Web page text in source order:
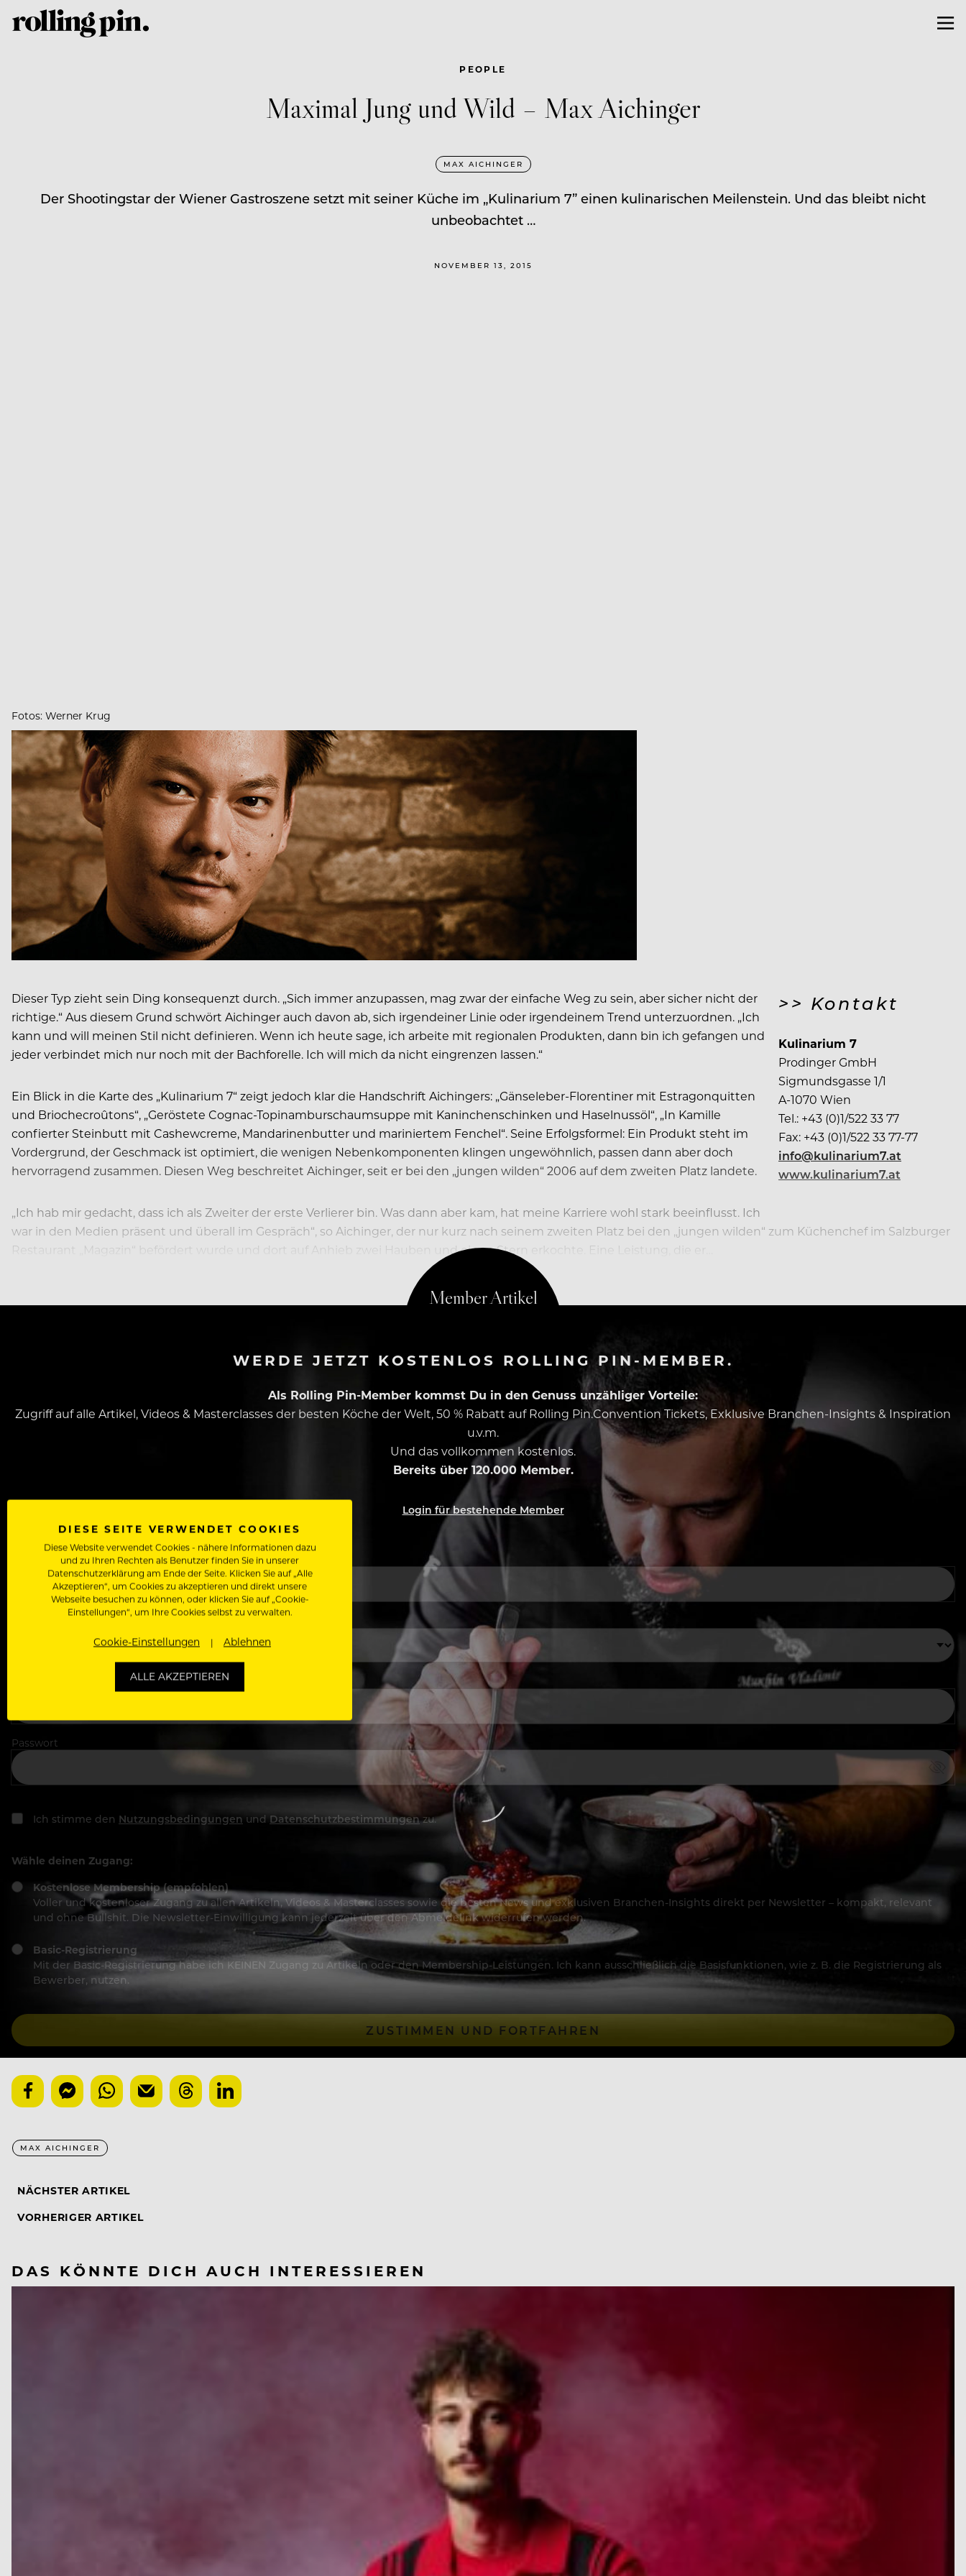
PEOPLE
Maximal Jung und Wild – Max Aichinger
MAX AICHINGER
Der Shootingstar der Wiener Gastroszene setzt mit seiner Küche im „Kulinarium 7” einen kulinarischen Meilenstein. Und das bleibt nicht
unbeobachtet …
NOVEMBER 13, 2015
Fotos: Werner Krug
>> Kontakt
Kulinarium 7
Prodinger GmbH
Sigmundsgasse 1/1
A-1070 Wien
Tel.: +43 (0)1/522 33 77
Fax: +43 (0)1/522 33 77-77
info@kulinarium7.at
www.kulinarium7.at
Dieser Typ zieht sein Ding konsequenzt durch. „Sich immer anzupassen, mag zwar der einfache Weg zu sein, aber sicher nicht der
richtige.“ Aus diesem Grund schwört Aichinger auch davon ab, sich irgendeiner Linie oder irgendeinem Trend unterzuordnen. „Ich
kann und will meinen Stil nicht definieren. Wenn ich heute sage, ich arbeite mit regionalen Produkten, dann bin ich gefangen und
jeder verbindet mich nur noch mit der Bachforelle. Ich will mich da nicht eingrenzen lassen.“
Ein Blick in die Karte des „Kulinarium 7“ zeigt jedoch klar die Handschrift Aichingers: „Gänseleber-Florentiner mit Estragonquitten
und Briochecroûtons“, „Geröstete Cognac-Topinamburschaumsuppe mit Kaninchenschinken und Haselnussöl“, „In Kamille
confierter Steinbutt mit Cashewcreme, Mandarinenbutter und mariniertem Fenchel“. Seine Erfolgsformel: Ein Produkt steht im
Vordergrund, der Geschmack ist optimiert, die wenigen Nebenkomponenten klingen ungewöhnlich, passen dann aber doch
hervorragend zusammen. Diesen Weg beschreitet Aichinger, seit er bei den „jungen wilden“ 2006 auf dem zweiten Platz landete.
„Ich hab mir gedacht, dass ich als Zweiter der erste Verlierer bin. Was dann aber kam, hat meine Karriere wohl stark beeinflusst. Ich
war in den Medien präsent und überall im Gespräch“, so Aichinger, der nur kurz nach seinem zweiten Platz bei den „jungen wilden“ zum Küchenchef im Salzburger
Restaurant „Magazin“ befördert wurde und dort auf Anhieb zwei Hauben und einen Stern erkochte. Eine Leistung, die er…
WERDE JETZT KOSTENLOS ROLLING PIN-MEMBER.
Als Rolling Pin-Member kommst Du in den Genuss unzähliger Vorteile:
Zugriff auf alle Artikel, Videos & Masterclasses der besten Köche der Welt, 50 % Rabatt auf Rolling Pin.Convention Tickets, Exklusive Branchen-Insights & Inspiration
u.v.m.
Und das vollkommen kostenlos.
Bereits über 120.000 Member.
Login für bestehende Member
Dein Vorname
In welchem Bereich arbeitest du
Passwort
Ich stimme den Nutzungsbedingungen und Datenschutzbestimmungenzu.
Wähle deinen Zugang:
Kostenlose Membership (empfohlen)
Voller und kostenloser Zugang zu allen Artikeln, Videos & Masterclasses sowie die besten News und exklusiven Branchen-Insights direkt per Newsletter – kompakt, relevant
und ohne Bullshit. Die Newsletter-Einwilligung kann jederzeit über den Abmeldelink widerrufen werden.
Basic-Registrierung
Mit der Basic-Registrierung habe ich KEINEN Zugang zu Artikeln oder den Membership-Leistungen. Ich kann ausschließlich die Basisfunktionen, wie z. B. die Registrierung als
Bewerber, nutzen.
ZUSTIMMEN UND FORTFAHREN
MAX AICHINGER
NÄCHSTER ARTIKEL
VORHERIGER ARTIKEL
DAS KÖNNTE DICH AUCH INTERESSIEREN
DIESE SEITE VERWENDET COOKIES
Diese Website verwendet Cookies - nähere Informationen dazu
und zu Ihren Rechten als Benutzer finden Sie in unserer
Datenschutzerklärung am Ende der Seite. Klicken Sie auf „Alle
Akzeptieren“, um Cookies zu akzeptieren und direkt unsere
Webseite besuchen zu können, oder klicken Sie auf „Cookie-
Einstellungen“, um Ihre Cookies selbst zu verwalten.
Cookie-Einstellungen Ablehnen
ALLE AKZEPTIEREN